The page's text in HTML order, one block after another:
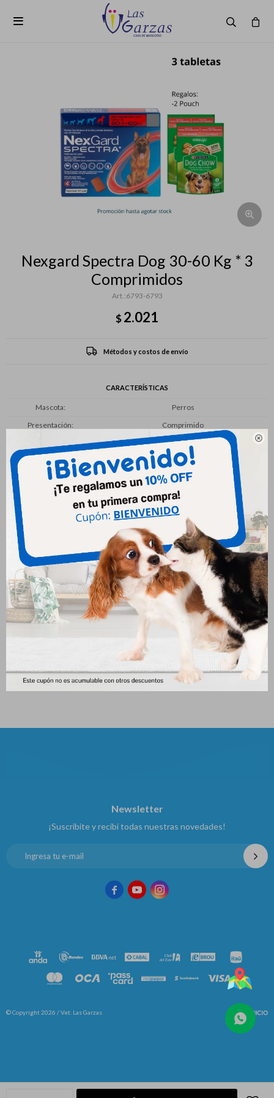


Nexgard Spectra Dog 30-60 Kg * 3
Comprimidos
6793-6793
$2.021
Métodos y costos de envío
CARACTERÍSTICAS
Mascota
Perros
Presentación
Comprimido
Productos que te pueden interesar
Frontline Spray X 250 Ml
Newsletter
¡Suscribite y recibí todas nuestras novedades!
  
© Copyright 2026 / Vet. Las Garzas
Fenicio